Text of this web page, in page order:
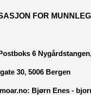
FOR
6
30, 5006 Bergen
Bjørn Enes -